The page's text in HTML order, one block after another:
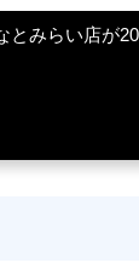
とみらい店が